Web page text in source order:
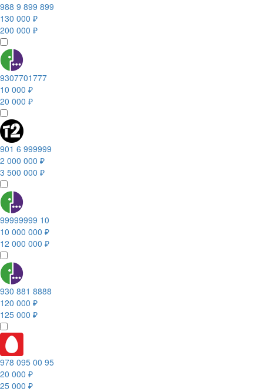
988 9 899 899
130 000 ₽
200 000 ₽
9307701777
10 000 ₽
20 000 ₽
901 6 999999
2 000 000 ₽
3 500 000 ₽
99999999 10
10 000 000 ₽
12 000 000 ₽
930 881 8888
120 000 ₽
125 000 ₽
978 095 00 95
20 000 ₽
25 000 ₽